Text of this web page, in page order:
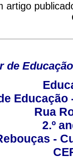
artigo
de
Educação
Rua
2.º
-